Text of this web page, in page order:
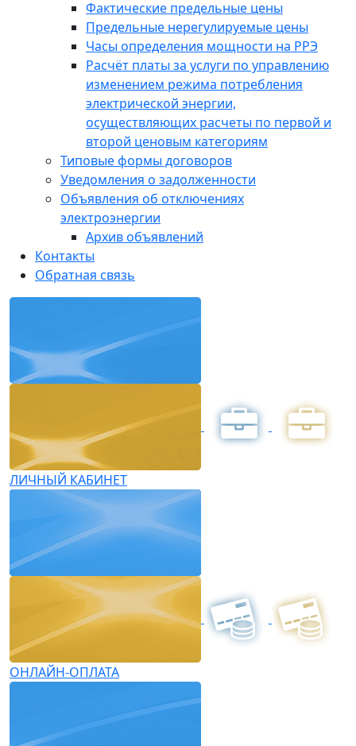
Фактические предельные цены
Предельные нерегулируемые цены
Часы определения мощности на РРЭ
Расчёт платы за услуги по управлению
изменением режима потребления
электрической энергии,
осуществляющих расчеты по первой и
второй ценовым категориям
Типовые формы договоров
Уведомления о задолженности
Объявления об отключениях
электроэнергии
Архив объявлений
Контакты
Обратная связь
ЛИЧНЫЙ КАБИНЕТ
ОНЛАЙН-ОПЛАТА